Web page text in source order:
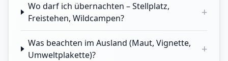
Wo darf ich übernachten – Stellplatz,
Freistehen, Wildcampen?
+
Was beachten im Ausland (Maut, Vignette,
Umweltplakette)?
+